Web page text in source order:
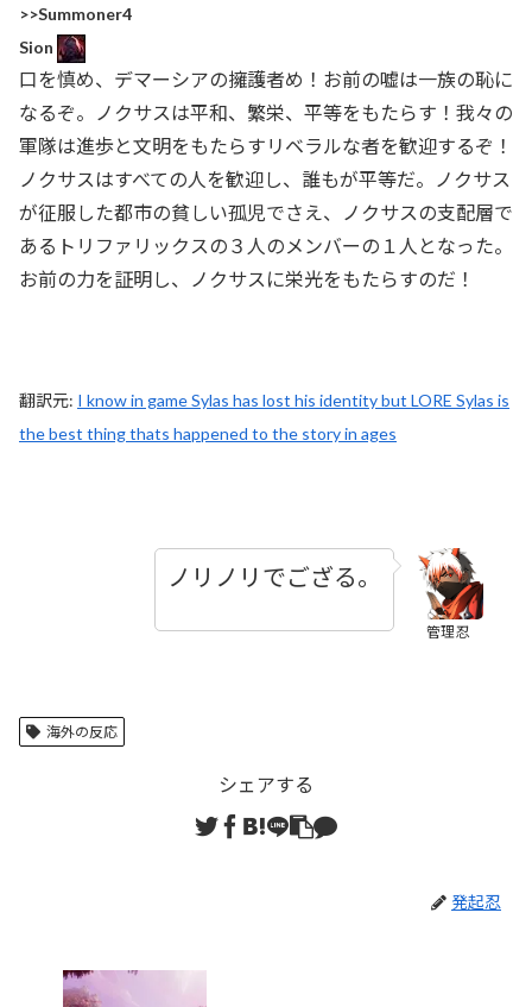
>>Summoner4
Sion
口を慎め、デマーシアの擁護者め！お前の嘘は一族の恥に
なるぞ。ノクサスは平和、繁栄、平等をもたらす！我々の
軍隊は進歩と文明をもたらすリベラルな者を歓迎するぞ！
ノクサスはすべての人を歓迎し、誰もが平等だ。ノクサス
が征服した都市の貧しい孤児でさえ、ノクサスの支配層で
あるトリファリックスの３人のメンバーの１人となった。
お前の力を証明し、ノクサスに栄光をもたらすのだ！
翻訳元: I know in game Sylas has lost his identity but LORE Sylas is
the best thing thats happened to the story in ages
管理忍
ノリノリでござる。
海外の反応
シェアする
発起忍